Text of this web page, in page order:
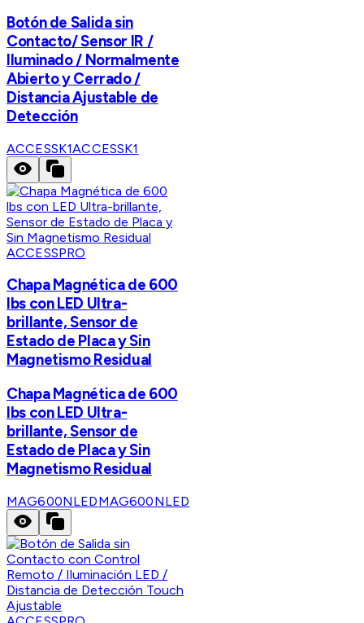
Botón de Salida sin
Contacto/ Sensor IR /
Iluminado / Normalmente
Abierto y Cerrado /
Distancia Ajustable de
Detección
ACCESSK1ACCESSK1
ACCESSPRO
Chapa Magnética de 600
lbs con LED Ultra-
brillante, Sensor de
Estado de Placa y Sin
Magnetismo Residual
Chapa Magnética de 600
lbs con LED Ultra-
brillante, Sensor de
Estado de Placa y Sin
Magnetismo Residual
MAG600NLEDMAG600NLED